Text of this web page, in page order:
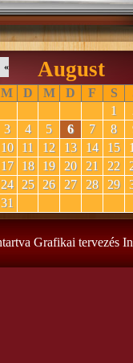
August
«
M D M D F S
1
3
4 5 6 7 8
10
11 12 13 14 15
17
18 19 20 21 22
24
25 26 27 28 29
31
Grafikai tervezés